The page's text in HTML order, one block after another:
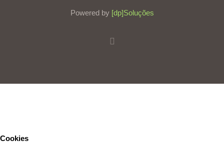
Powered by [dp]Soluções
Cookies